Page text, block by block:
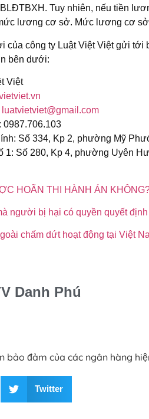
Tuy nhiên, nếu tiền
lương cơ sở. Mức lương cơ
của công ty Luật Việt Việt gửi
bên dưới:
Việt
luatvietviet@gmail.com
Số 334, Kp 2, phường Mỹ
1: Số 280, Kp 4, phường Uyên
HOÃN THI HÀNH ÁN
người bị hại có quyền quyết
chấm dứt hoạt động tại Việt
Danh Phú
bảo đảm của các ngân hàng
Twitter